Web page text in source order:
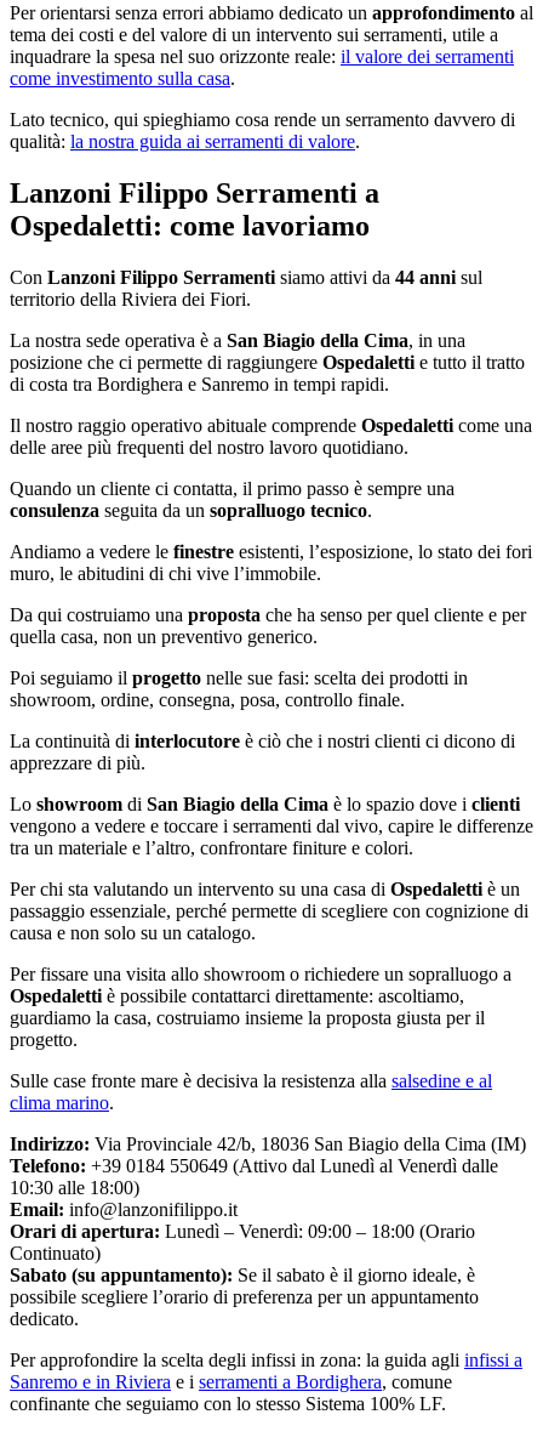
Per orientarsi senza errori abbiamo dedicato un approfondimento al
tema dei costi e del valore di un intervento sui serramenti, utile a
inquadrare la spesa nel suo orizzonte reale: il valore dei serramenti
come investimento sulla casa.
Lato tecnico, qui spieghiamo cosa rende un serramento davvero di
qualità: la nostra guida ai serramenti di valore.
Lanzoni Filippo Serramenti a
Ospedaletti: come lavoriamo
Con Lanzoni Filippo Serramenti siamo attivi da 44 anni sul
territorio della Riviera dei Fiori.
La nostra sede operativa è a San Biagio della Cima, in una
posizione che ci permette di raggiungere Ospedaletti e tutto il tratto
di costa tra Bordighera e Sanremo in tempi rapidi.
Il nostro raggio operativo abituale comprende Ospedaletti come una
delle aree più frequenti del nostro lavoro quotidiano.
Quando un cliente ci contatta, il primo passo è sempre una
consulenza seguita da un sopralluogo tecnico.
Andiamo a vedere le finestre esistenti, l’esposizione, lo stato dei fori
muro, le abitudini di chi vive l’immobile.
Da qui costruiamo una proposta che ha senso per quel cliente e per
quella casa, non un preventivo generico.
Poi seguiamo il progetto nelle sue fasi: scelta dei prodotti in
showroom, ordine, consegna, posa, controllo finale.
La continuità di interlocutore è ciò che i nostri clienti ci dicono di
apprezzare di più.
Lo showroom di San Biagio della Cima è lo spazio dove i clienti
vengono a vedere e toccare i serramenti dal vivo, capire le differenze
tra un materiale e l’altro, confrontare finiture e colori.
Per chi sta valutando un intervento su una casa di Ospedaletti è un
passaggio essenziale, perché permette di scegliere con cognizione di
causa e non solo su un catalogo.
Per fissare una visita allo showroom o richiedere un sopralluogo a
Ospedaletti è possibile contattarci direttamente: ascoltiamo,
guardiamo la casa, costruiamo insieme la proposta giusta per il
progetto.
Sulle case fronte mare è decisiva la resistenza alla salsedine e al
clima marino.
Indirizzo: Via Provinciale 42/b, 18036 San Biagio della Cima (IM)
Telefono: +39 0184 550649 (Attivo dal Lunedì al Venerdì dalle
10:30 alle 18:00)
Email: info@lanzonifilippo.it
Orari di apertura: Lunedì – Venerdì: 09:00 – 18:00 (Orario
Continuato)
Sabato (su appuntamento): Se il sabato è il giorno ideale, è
possibile scegliere l’orario di preferenza per un appuntamento
dedicato.
Per approfondire la scelta degli infissi in zona: la guida agli infissi a
Sanremo e in Riviera e i serramenti a Bordighera, comune
confinante che seguiamo con lo stesso Sistema 100% LF.